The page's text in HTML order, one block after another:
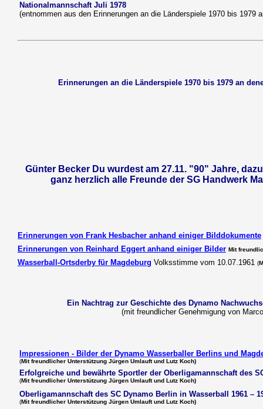
Nationalmannschaft Juli 1978
(entnommen aus den Erinnerungen an die Länderspiele 1970 bis 1979
Erinnerungen an die Länderspiele 1970 bis 1979 an
Günter Becker Du wurdest am 27.11. "90" Jahre,
ganz herzlich alle Freunde der SG Handwerk
Erinnerungen von Frank Hesbacher anhand einiger Bilddokumente
Erinnerungen von Reinhard Eggert anhand einiger Bilder Mit
Wasserball-Ortsderby für Magdeburg Volksstimme vom 10.07.1961 (
Ein Nachtrag zur Geschichte des Dynamo
(mit freundlicher Genehmigung von
Impressionen - Bilder der Dynamo Wasserballer Berlins und
(Mit freundlicher Unterstützung Jürgen Umlauft und Lutz Koch)
Erfolgreiche und bewährte Sportler der Oberligamannschaft des
(Mit freundlicher Unterstützung Jürgen Umlauft und Lutz Koch)
Oberligamannschaft des SC Dynamo Berlin in Wasserball 1961 –
(Mit freundlicher Unterstützung Jürgen Umlauft und Lutz Koch)